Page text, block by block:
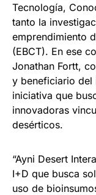
Tecnología,
tanto la
emprendimiento
(EBCT). En ese
Jonathan Fortt,
y beneficiario del
iniciativa que
innovadoras
desérticos.
“Ayni Desert
I+D que busca
uso de